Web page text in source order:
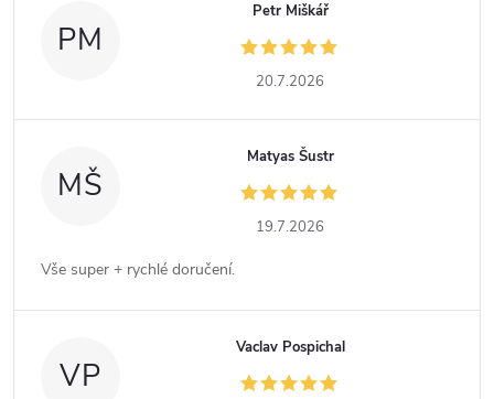
PM
Petr Miškář
20.7.2026
MŠ
Matyas Šustr
19.7.2026
Vše super + rychlé doručení.
VP
Vaclav Pospichal